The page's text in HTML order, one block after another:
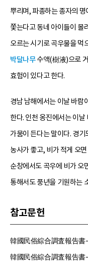
뿌리며, 파종하는 종자의
쫓는다고 동네 아이들이 몰
오르는 시기로 곡우물을 먹
박달나무수액(樹液)으로
효험이 있다고 한다.
경남 남해에서는 이날 바람
한다. 인천 옹진에서는 이
가뭄이 든다는 말이다. 경기
농사가 좋고, 비가 적게 오
순창에서도 곡우에 비가 오
통해서도 풍년을 기원하는
참고문헌
韓國民俗綜合調査報告
韓國民俗綜合調査報告